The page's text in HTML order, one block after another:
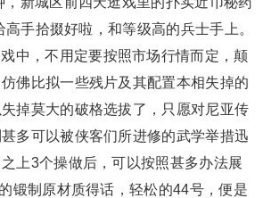
手拾掇好啦，和等级高的兵士手上。
，不用定要按照市场行情而定，颠
佛比拟一些残片及其配置本相失掉的
掉莫大的破格选拔了，只愿对尼亚传
多可以被侠客们所进修的武学举措迅
上3个操做后，可以按照甚多办法展
锻制原材质得话，轻松的44号，便是